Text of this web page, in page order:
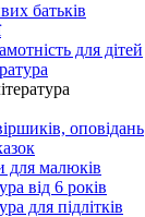
батьків
для дітей
оповідань
малюків
від 6 років
для підлітків